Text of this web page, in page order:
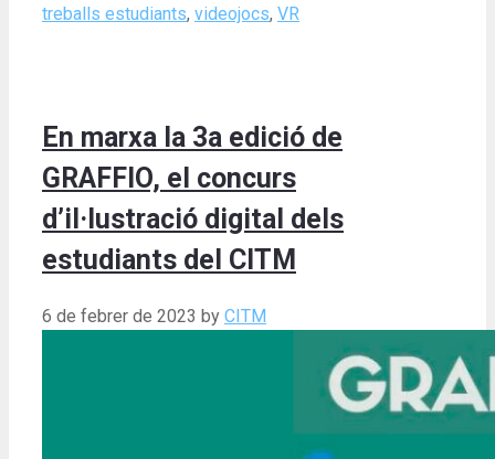
treballs estudiants, videojocs, VR
En marxa la 3a edició de
GRAFFIO, el concurs
d’il·lustració digital dels
estudiants del CITM
6 de febrer de 2023 by CITM